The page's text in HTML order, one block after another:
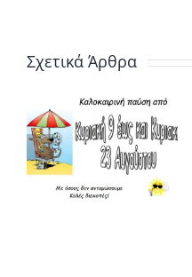
Σχετικά ΆρθραΠάμε για
αλλαγές
ωραρίου
λειτουργίας
και